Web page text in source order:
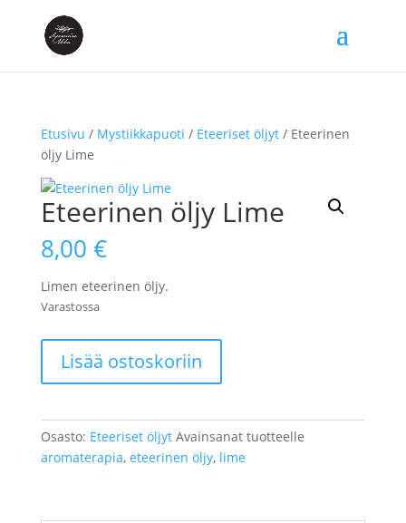
Etusivu / Mystiikkapuoti / Eteeriset öljyt/ Eteerinen
öljy Lime
Eteerinen öljy Lime
8,00 €
Limen eteerinen öljy.
Varastossa
Lime
Lisää ostoskoriin
Osasto: Eteeriset öljyt Avainsanat tuotteelle
aromaterapia, eteerinen öljy, lime